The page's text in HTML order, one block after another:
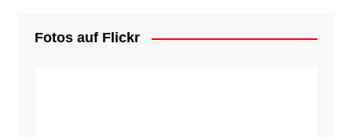
Fotos auf Flickr